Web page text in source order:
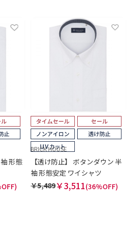
形態
BRICK HOUSE
【透け防止】 ボタンダウン 半
袖 形態安定 ワイシャツ
￥5,489￥3,511(36%OFF)